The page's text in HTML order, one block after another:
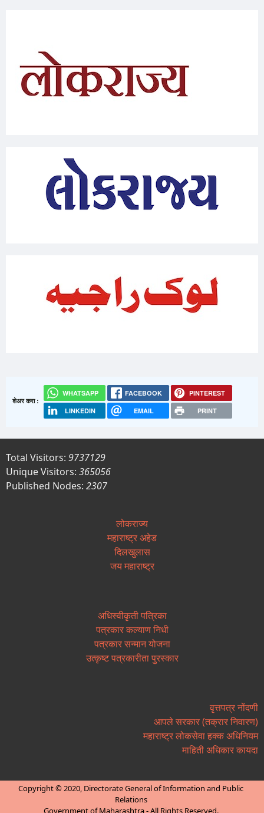
शेअर करा :
WHATSAPP FACEBOOK PINTEREST
LINKEDIN EMAIL PRINT
Total Visitors: 9737129
Unique Visitors: 365056
Published Nodes: 2307
लोकराज्य
महाराष्ट्र अहेड
दिलखुलास
जय महाराष्ट्र
अधिस्वीकृती पत्रिका
पत्रकार कल्याण निधी
पत्रकार सन्मान योजना
उत्कृष्ट पत्रकारीता पुरस्कार
वृत्तपत्र नोंदणी
आपले सरकार (तक्रार निवारण)
महाराष्ट्र लोकसेवा हक्क अधिनियम
माहिती अधिकार कायदा
Copyright © 2020, Directorate General of Information and Public
Relations
Government of Maharashtra - All Rights Reserved.